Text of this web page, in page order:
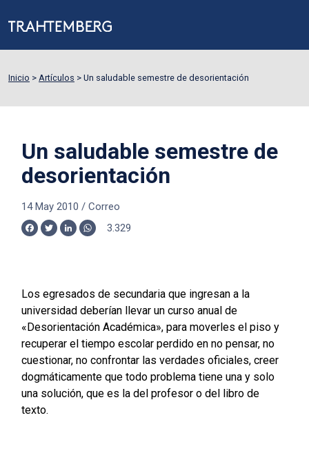
Inicio > Artículos > Un saludable semestre de desorientación
Un saludable semestre de
desorientación
14 May 2010 / Correo
Facebook
TwitterLinkedInWhatsApp
3.329
Los egresados de secundaria que ingresan a la
universidad deberían llevar un curso anual de
«Desorientación Académica», para moverles el piso y
recuperar el tiempo escolar perdido en no pensar, no
cuestionar, no confrontar las verdades oficiales, creer
dogmáticamente que todo problema tiene una y solo
una solución, que es la del profesor o del libro de
texto.